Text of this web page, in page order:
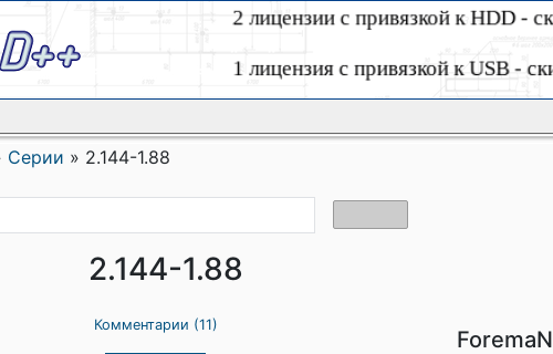
Серии » 2.144-1.88
2.144-1.88
Комментарии (11)
ForemaN